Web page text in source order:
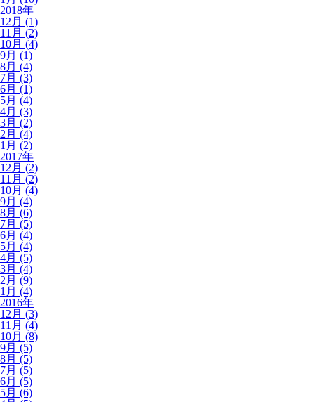
2018年
12月 (1)
11月 (2)
10月 (4)
9月 (1)
8月 (4)
7月 (3)
6月 (1)
5月 (4)
4月 (3)
3月 (2)
2月 (4)
1月 (2)
2017年
12月 (2)
11月 (2)
10月 (4)
9月 (4)
8月 (6)
7月 (5)
6月 (4)
5月 (4)
4月 (5)
3月 (4)
2月 (9)
1月 (4)
2016年
12月 (3)
11月 (4)
10月 (8)
9月 (5)
8月 (5)
7月 (5)
6月 (5)
5月 (6)